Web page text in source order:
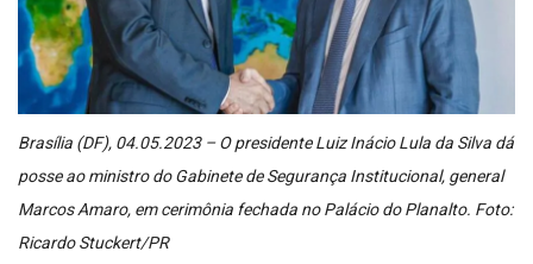
Brasília (DF), 04.05.2023 – O presidente Luiz Inácio Lula da Silva dá
posse ao ministro do Gabinete de Segurança Institucional, general
Marcos Amaro, em cerimônia fechada no Palácio do Planalto. Foto:
Ricardo Stuckert/PR